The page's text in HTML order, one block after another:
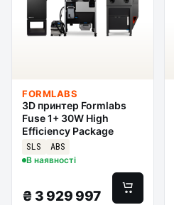
FORMLABS
3D принтер Formlabs
Fuse 1+ 30W High
Efficiency Package
SLS ABS
В наявності
₴ 3 929 997